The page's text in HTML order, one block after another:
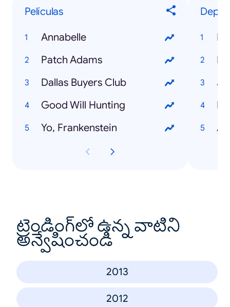
Películas
Annabelle
Patch Adams
Dallas Buyers Club
Good Will Hunting
Yo, Frankenstein
ట్రెండింగ్‌లో ఉన్న వాటిని
అన్వేషించండి
2013
2012